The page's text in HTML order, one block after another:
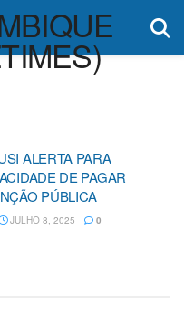
ALERTA PARA
DE PAGAR
PÚBLICA
JULHO 8, 2025 0